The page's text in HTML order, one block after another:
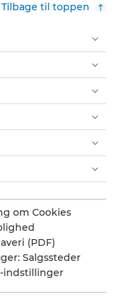
Tilbage til toppen
om Cookies
(PDF)
Salgssteder
indstillinger